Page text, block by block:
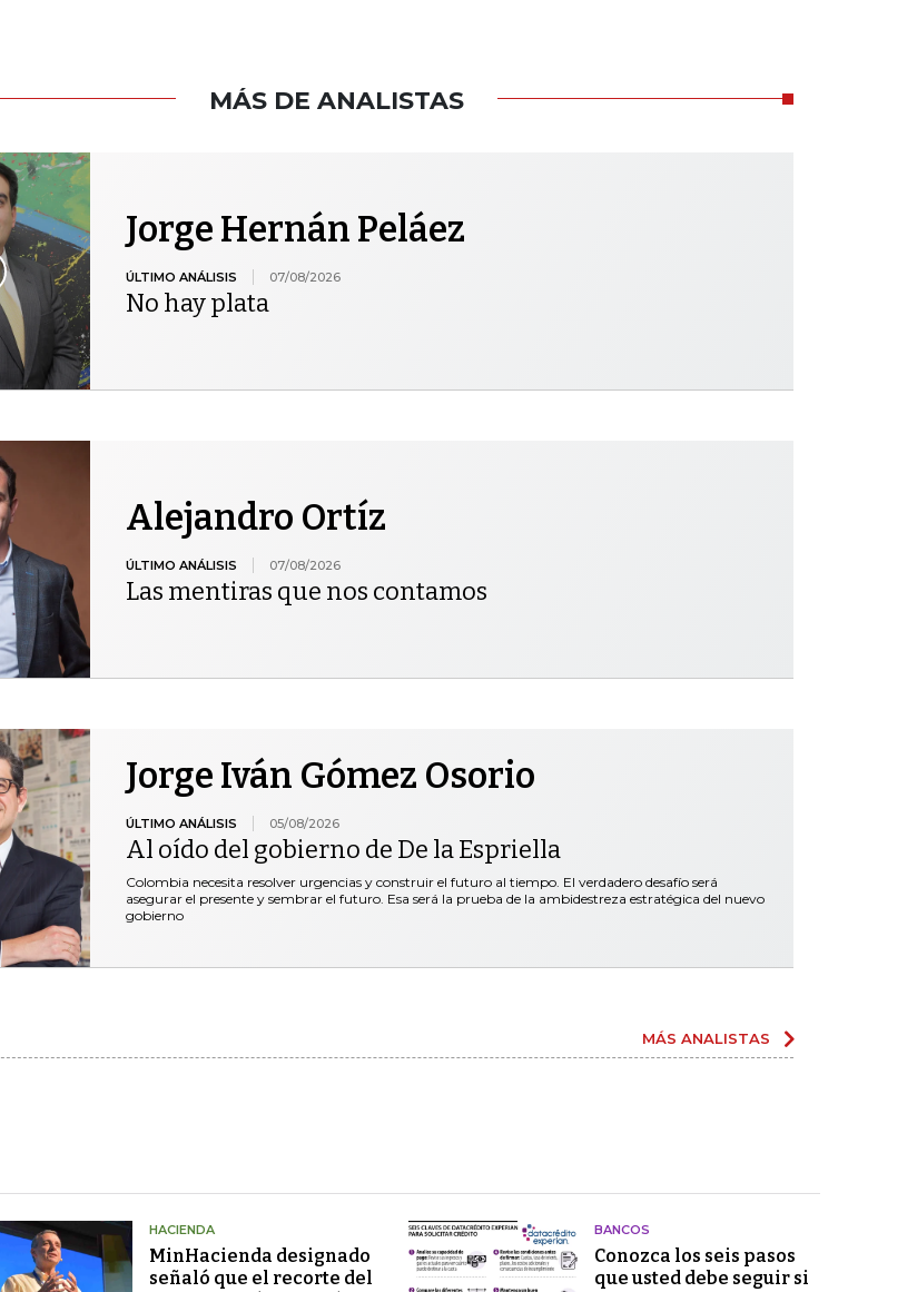
MÁS DE ANALISTAS
Jorge Hernán Peláez
ÚLTIMO ANÁLISIS 07/08/2026
No hay plata
Alejandro Ortíz
ÚLTIMO ANÁLISIS 07/08/2026
Las mentiras que nos contamos
Jorge Iván Gómez Osorio
ÚLTIMO ANÁLISIS 05/08/2026
Al oído del gobierno de De la Espriella
Colombia necesita resolver urgencias y construir el futuro al tiempo. El verdadero desafío será
asegurar el presente y sembrar el futuro. Esa será la prueba de la ambidestreza estratégica del nuevo
gobierno
MÁS ANALISTAS
HACIENDA
MinHacienda designado
señaló que el recorte del
BANCOS
Conozca los seis pasos
que usted debe seguir si